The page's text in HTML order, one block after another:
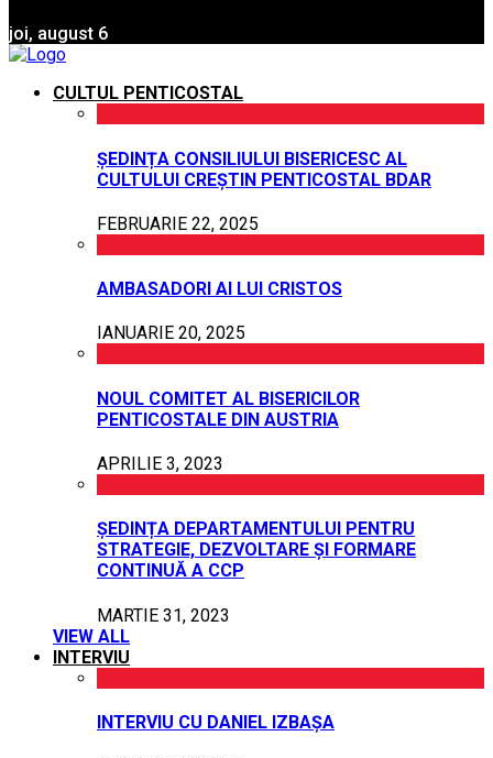
joi, august 6
CULTUL PENTICOSTAL
ȘEDINȚA CONSILIULUI BISERICESC AL
CULTULUI CREȘTIN PENTICOSTAL BDAR
FEBRUARIE 22, 2025
AMBASADORI AI LUI CRISTOS
IANUARIE 20, 2025
NOUL COMITET AL BISERICILOR
PENTICOSTALE DIN AUSTRIA
APRILIE 3, 2023
ȘEDINȚA DEPARTAMENTULUI PENTRU
STRATEGIE, DEZVOLTARE ȘI FORMARE
CONTINUĂ A CCP
MARTIE 31, 2023
VIEW ALL
INTERVIU
INTERVIU CU DANIEL IZBAȘA